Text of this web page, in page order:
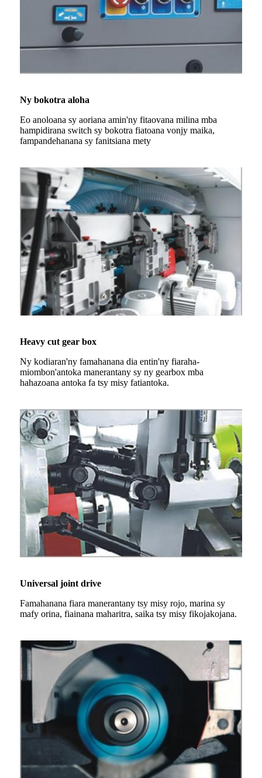
Ny bokotra aloha
Eo anoloana sy aoriana amin'ny fitaovana milina mba
hampidirana switch sy bokotra fiatoana vonjy maika,
fampandehanana sy fanitsiana mety
Heavy cut gear box
Ny kodiaran'ny famahanana dia entin'ny fiaraha-
miombon'antoka manerantany sy ny gearbox mba
hahazoana antoka fa tsy misy fatiantoka.
Universal joint drive
Famahanana fiara manerantany tsy misy rojo, marina sy
mafy orina, fiainana maharitra, saika tsy misy fikojakojana.